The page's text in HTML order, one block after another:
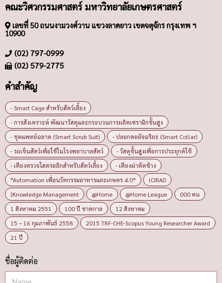
คณะวิศวกรรมศาสตร์ มหาวิทยาลัยเกษตรศาสตร์
เลขที่ 50 ถนนงามวงศ์วาน แขวงลาดยาว เขตจตุจักร กรุงเทพ ฯ
10900
(02) 797-0999
(02) 579-2775
คำสำคัญ
- Smart Cage สำหรับสัตว์เลี้ยง
- การสังเคราะห์ พัฒนาวัสดุและกระบวนการผลิตเซรามิกขั้นสูง
- ชุดแพทย์ฉลาด (Smart Scrub Suit)
- ปลอกคออัจฉริยะ (Smart Collar)
- รถเข็นสัตว์เพื่อใช้ในโรงพยาบาลสัตว์
- วัสดุขั้นสูงเพื่อการประยุกต์ใช้
- เตียงตรวจไฮดรอลิกสำหรับสัตว์เลี้ยง
- เตียงผ่าตัดช้าง
“Automation เพื่อนวัตกรรมอาหารและเกษตร 4.0”
(CIRAD
(Knowledge Management
@Home @Home League
000 คน
1 สิงหาคม 2551
100 ปี ชาตกาล
12 สิงหาคม
15 – 16 กุมภาพันธ์ 2558
2015 TRF-CHE-Scopus Young Researcher Award
21 ปี
ชื่อผู้ติดต่อ